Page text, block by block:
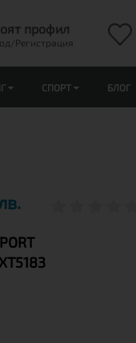
профил
Регистрация
СПОРТ БЛОГ